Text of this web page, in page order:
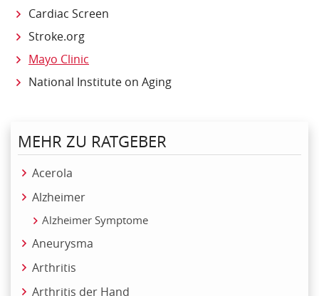
Cardiac Screen
Stroke.org
Mayo Clinic
National Institute on Aging
MEHR ZU RATGEBER
Acerola
Alzheimer
Alzheimer Symptome
Aneurysma
Arthritis
Arthritis der Hand